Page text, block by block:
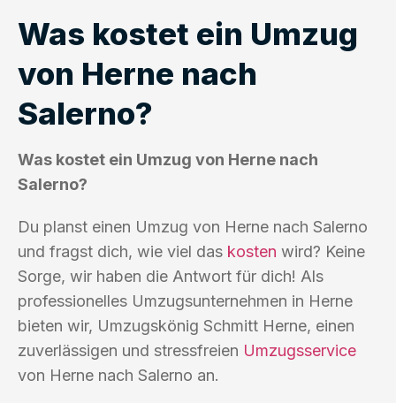
Was kostet ein Umzug
von Herne nach
Salerno?
Was kostet ein Umzug von Herne nach
Salerno?
Du planst einen Umzug von Herne nach Salerno
und fragst dich, wie viel das kosten wird? Keine
Sorge, wir haben die Antwort für dich! Als
professionelles Umzugsunternehmen in Herne
bieten wir, Umzugskönig Schmitt Herne, einen
zuverlässigen und stressfreien Umzugsservice
von Herne nach Salerno an.